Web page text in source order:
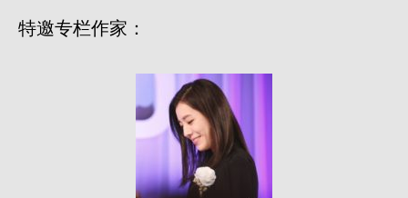
特邀专栏作家：